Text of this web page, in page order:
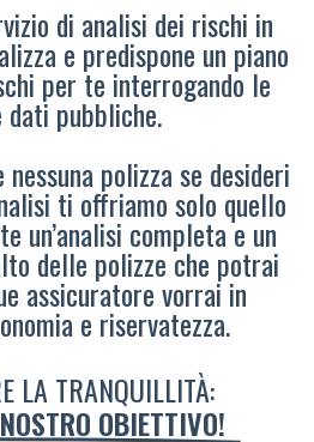
di analisi dei rischi in
e predispone un piano
per te interrogando le
dati pubbliche.
polizza se desideri
ti offriamo solo quello
un’analisi completa e un
delle polizze che potrai
assicuratore vorrai in
e riservatezza.
LA TRANQUILLITÀ:
OBIETTIVO!